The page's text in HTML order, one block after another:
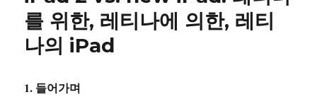
라
인
를 위한, 레티나에 의한, 레티
나의 iPad
1. 들어가며